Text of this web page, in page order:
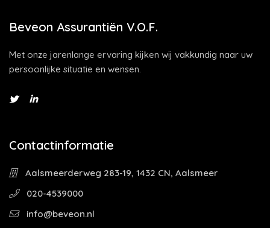
Beveon Assurantiën V.O.F.
Met onze jarenlange ervaring kijken wij vakkundig naar uw
persoonlijke situatie en wensen.
Contactinformatie
Aalsmeerderweg 283-19, 1432 CN, Aalsmeer
020-4539000
info@beveon.nl